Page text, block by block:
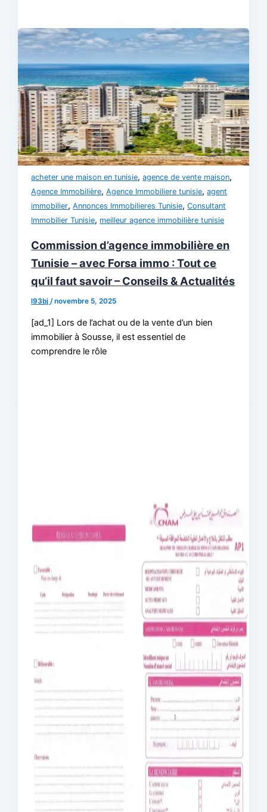
acheter une maison en tunisie,agence de vente maison,
Agence Immobilière,Agence Immobiliere tunisie,agent
immobilier,Annonces Immobilieres Tunisie,Consultant
Immobilier Tunisie, meilleur agence immobilière tunisie
Commission d’agence immobilière en
Tunisie – avec Forsa immo : Tout ce
qu’il faut savoir – Conseils & Actualités
l93bj/novembre 5, 2025
[ad_1] Lors de l’achat ou de la vente d’un bien
immobilier à Sousse, il est essentiel de
comprendre le rôle